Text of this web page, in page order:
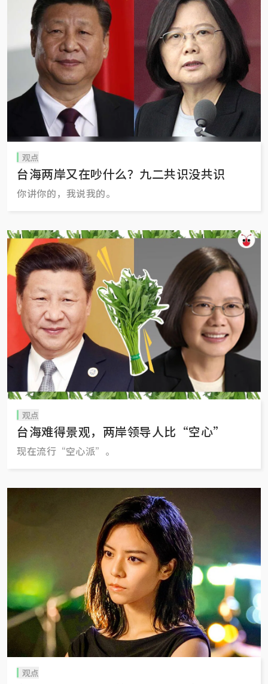
观点
台海两岸又在吵什么？九二共识没共识
你讲你的，我说我的。
观点
台海难得景观，两岸领导人比“空心”
现在流行“空心派”。
观点